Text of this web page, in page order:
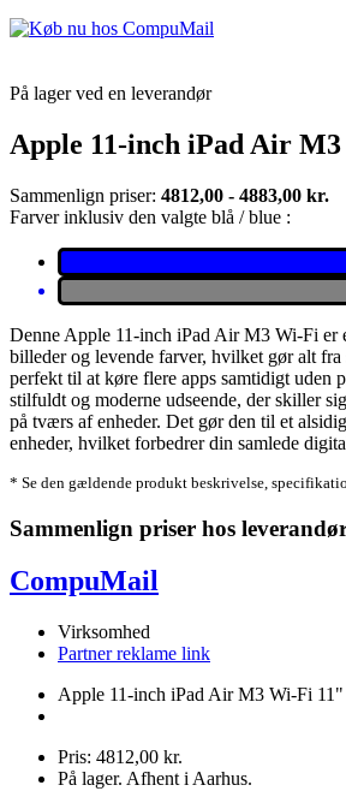
På lager ved en leverandør
Apple 11-inch iPad Air
Sammenlign priser: 4812,00 - 4883,00 kr.
Farver inklusiv den valgte blå / blue :
Denne Apple 11-inch iPad Air M3 Wi-Fi er
billeder og levende farver, hvilket gør alt
perfekt til at køre flere apps samtidigt uden
stilfuldt og moderne udseende, der skiller
på tværs af enheder. Det gør den til et
enheder, hvilket forbedrer din samlede
* Se den gældende produkt beskrivelse,
Sammenlign priser hos
CompuMail
Virksomhed
Partner reklame link
Apple 11-inch iPad Air M3 Wi-Fi
Pris: 4812,00 kr.
På lager. Afhent i Aarhus.